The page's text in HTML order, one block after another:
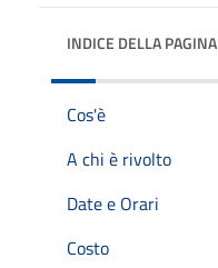
INDICE DELLA PAGINA
Cos'è
A chi è rivolto
Date e Orari
Costo